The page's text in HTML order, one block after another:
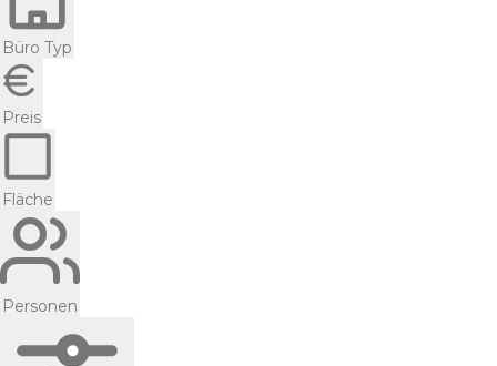
Büro Typ
Preis
Fläche
Personen